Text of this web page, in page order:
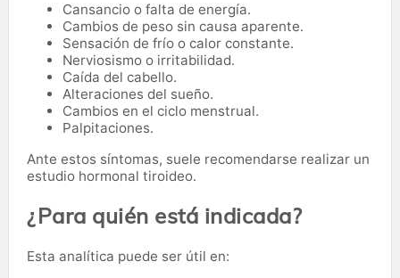
Cansancio o falta de energía.
Cambios de peso sin causa aparente.
Sensación de frío o calor constante.
Nerviosismo o irritabilidad.
Caída del cabello.
Alteraciones del sueño.
Cambios en el ciclo menstrual.
Palpitaciones.
Ante estos síntomas, suele recomendarse realizar un
estudio hormonal tiroideo.
¿Para quién está indicada?
Esta analítica puede ser útil en: